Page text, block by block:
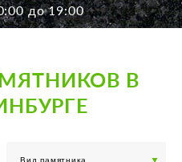
до 19:00
договор.
до 19:00
В